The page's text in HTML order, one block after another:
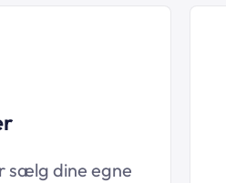
sælg dine egne